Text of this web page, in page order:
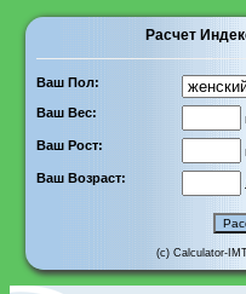
Расчет
Ваш Пол:
Ваш Вес:
Ваш Рост:
Ваш Возраст:
(c) Calculator-